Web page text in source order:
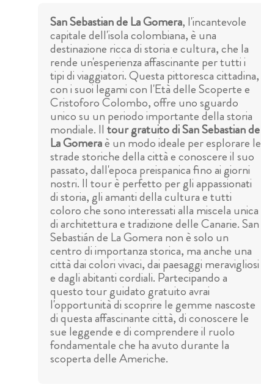
San Sebastian de La Gomera, l'incantevole
capitale dell'isola colombiana, è una
destinazione ricca di storia e cultura, che la
rende un'esperienza affascinante per tutti i
tipi di viaggiatori. Questa pittoresca cittadina,
con i suoi legami con l'Età delle Scoperte e
Cristoforo Colombo, offre uno sguardo
unico su un periodo importante della storia
mondiale. Il tour gratuito di San Sebastian de
La Gomeraè un modo ideale per esplorare le
strade storiche della città e conoscere il suo
passato, dall'epoca preispanica fino ai giorni
nostri. Il tour è perfetto per gli appassionati
di storia, gli amanti della cultura e tutti
coloro che sono interessati alla miscela unica
di architettura e tradizione delle Canarie. San
Sebastián de La Gomera non è solo un
centro di importanza storica, ma anche una
città dai colori vivaci, dai paesaggi meravigliosi
e dagli abitanti cordiali. Partecipando a
questo tour guidato gratuito avrai
l'opportunità di scoprire le gemme nascoste
di questa affascinante città, di conoscere le
sue leggende e di comprendere il ruolo
fondamentale che ha avuto durante la
scoperta delle Americhe.